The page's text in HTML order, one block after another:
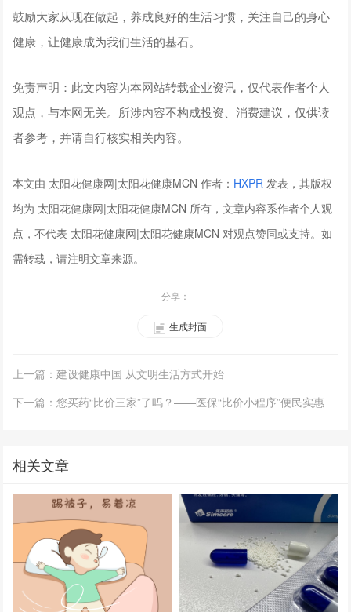
鼓励大家从现在做起，养成良好的生活习惯，关注自己的身心
健康，让健康成为我们生活的基石。
免责声明：此文内容为本网站转载企业资讯，仅代表作者个人
观点，与本网无关。所涉内容不构成投资、消费建议，仅供读
者参考，并请自行核实相关内容。
本文由 太阳花健康网|太阳花健康MCN 作者： HXPR 发表，其版权
均为 太阳花健康网|太阳花健康MCN 所有，文章内容系作者个人观
点，不代表 太阳花健康网|太阳花健康MCN 对观点赞同或支持。如
需转载，请注明文章来源。
分享：
生成封面
上一篇：建设健康中国 从文明生活方式开始
下一篇：您买药“比价三家”了吗？——医保“比价小程序”便民实惠
相关文章